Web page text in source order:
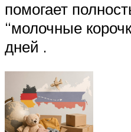
помогает
“молочные
дней .